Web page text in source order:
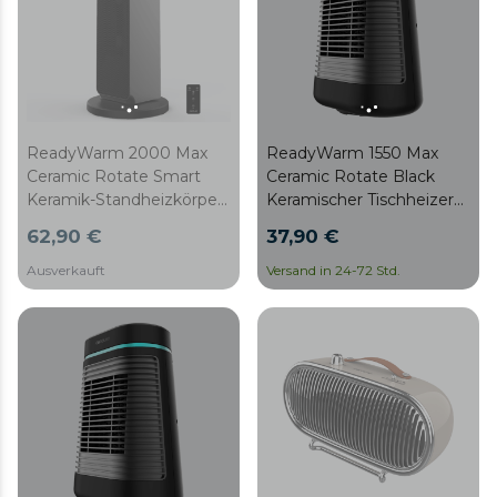
ReadyWarm 2000 Max
Ceramic Rotate Smart
Keramik-Standheizkörper
Digitalanzeige, Touch-
und Fernbedienung,
Oszillation, 3
Betriebsarten und
einstellbarem Thermostat.
62,90 €
Ausverkauft
ReadyWarm 1550 Max
Ceramic Rotate Black
Keramischer Tischheizer
einstellbarem Thermostat
und 3 Betriebsarten.
37,90 €
Versand in 24-72 Std.